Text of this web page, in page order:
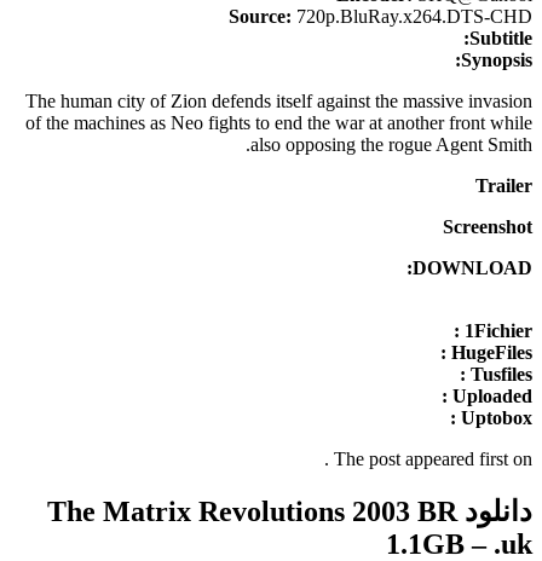
Source: 720p.BluRay.x264.DTS-CHD
Subtitle:
Synopsis:
The human city of Zion defends itself against the massive invasion
of the machines as Neo fights to end the war at another front while
also opposing the rogue Agent Smith.
Trailer
Screenshot
DOWNLOAD:
1Fichier :
HugeFiles :
Tusfiles :
Uploaded :
Uptobox :
The post appeared first on
.
دانلود The Matrix Revolutions 2003 BR
1.1GB – .uk